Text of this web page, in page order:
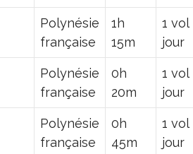
Polynésie
française
1h
15m
1 vol
jour
Polynésie
française
0h
20m
1 vol
jour
Polynésie
française
0h
45m
1 vol
jour